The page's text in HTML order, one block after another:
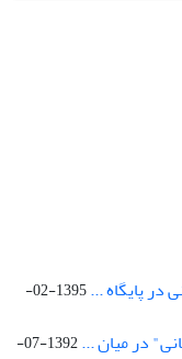
در پایگاه ...
1395-02-
در میان ...
1392-07-